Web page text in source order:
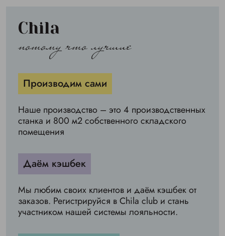
Chila
потому что лучшие
Производим сами
Наше производство – это 4 производственных
станка и 800 м2 собственного складского
помещения
Даём кэшбек
Мы любим своих клиентов и даём кэшбек от
заказов. Регистрируйся в Chila club и стань
участником нашей системы лояльности.